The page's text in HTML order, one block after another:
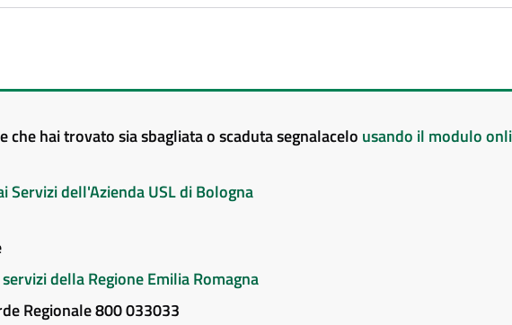
che hai trovato sia sbagliata o scaduta segnalacelo usando il modulo
Servizi dell'Azienda USL di Bologna
della Regione Emilia Romagna
Regionale 800 033033